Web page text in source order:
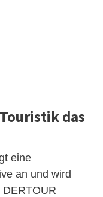
Touristik das
eine
an und wird